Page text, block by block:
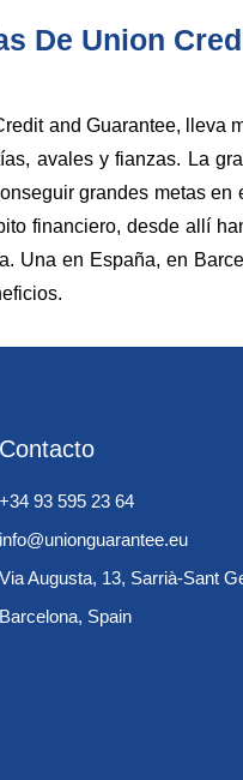
De Union
and Guarantee,
avales y fianzas. La
grandes metas
financiero, desde allí
Una en España, en
Contacto
+34 93 595 23 64
info@unionguarantee.eu
Via Augusta, 13, Sarrià-Sant
Barcelona, Spain